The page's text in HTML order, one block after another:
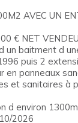
AVEC UN
€ NET
un baitment d
puis 2
en panneaux
et sanitaires à
d environ
2026